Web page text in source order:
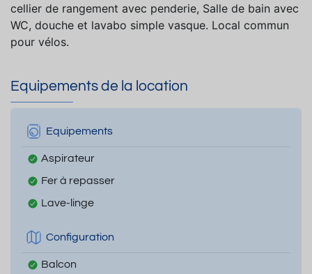
cellier de rangement avec penderie, Salle de bain avec
WC, douche et lavabo simple vasque. Local commun
pour vélos.
Equipements de la location
Equipements
Aspirateur
Fer à repasser
Lave-linge
Configuration
Balcon